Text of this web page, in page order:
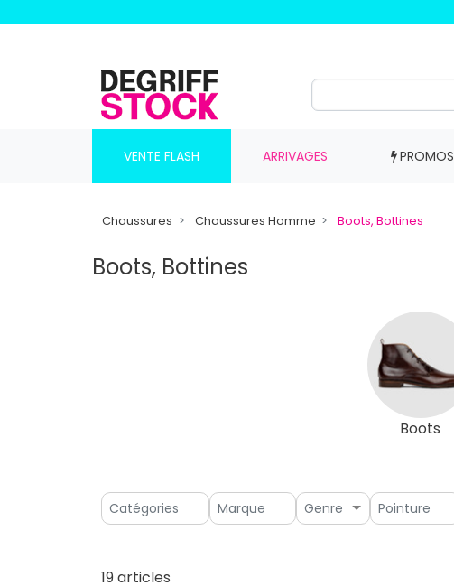
VENTE FLASH ARRIVAGES PROMOS
Chaussures Chaussures Homme Boots, Bottines
Boots, Bottines
Boots
Genre
19 articles